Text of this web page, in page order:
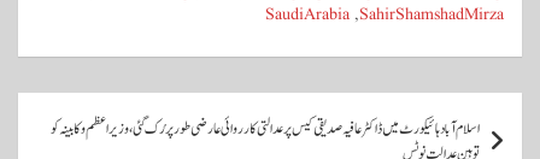
ok
r
A
pp
SahirShamshadMirza
,
SaudiArabia
اسلام آباد ہائیکورٹ میں ڈاکٹر عافیہ صدیقی کیس پر عدالتی کارروائی عارضی طور پر رُک گئی، وزیراعظم و کابینہ کو